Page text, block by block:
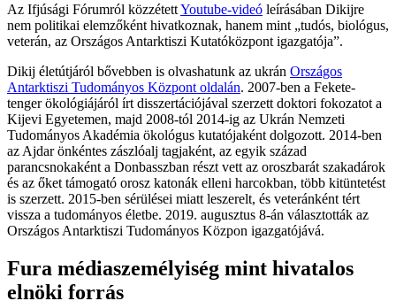
Az Ifjúsági Fórumról közzétettYoutube-videó leírásában Dikijre
nem politikai elemzőként hivatkoznak, hanem mint „tudós, biológus,
veterán, az Országos Antarktiszi Kutatóközpont igazgatója”.
Dikij életútjáról bővebben is olvashatunk az ukrán Országos
Antarktiszi Tudományos Központ oldalán. 2007-ben a Fekete-
tenger ökológiájáról írt disszertációjával szerzett doktori fokozatot a
Kijevi Egyetemen, majd 2008-tól 2014-ig az Ukrán Nemzeti
Tudományos Akadémia ökológus kutatójaként dolgozott. 2014-ben
az Ajdar önkéntes zászlóalj tagjaként, az egyik század
parancsnokaként a Donbasszban részt vett az oroszbarát szakadárok
és az őket támogató orosz katonák elleni harcokban, több kitüntetést
is szerzett. 2015-ben sérülései miatt leszerelt, és veteránként tért
vissza a tudományos életbe. 2019. augusztus 8-án választották az
Országos Antarktiszi Tudományos Közpon igazgatójává.
Fura médiaszemélyiség mint hivatalos
elnöki forrás